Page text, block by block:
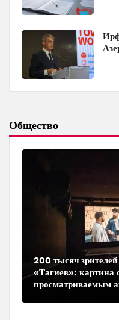
Общество
200 тысяч
«Тагиев»: картина
просматриваемым